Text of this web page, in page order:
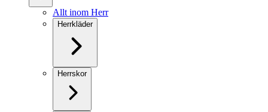
Allt inom Herr
Herrkläder
Herrskor